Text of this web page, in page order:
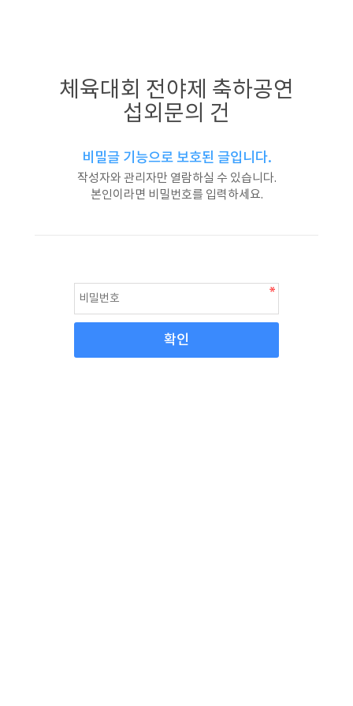
체육대회 전야제 축하공연
섭외문의 건
비밀글 기능으로 보호된 글입니다.
작성자와 관리자만 열람하실 수 있습니다.
본인이라면 비밀번호를 입력하세요.